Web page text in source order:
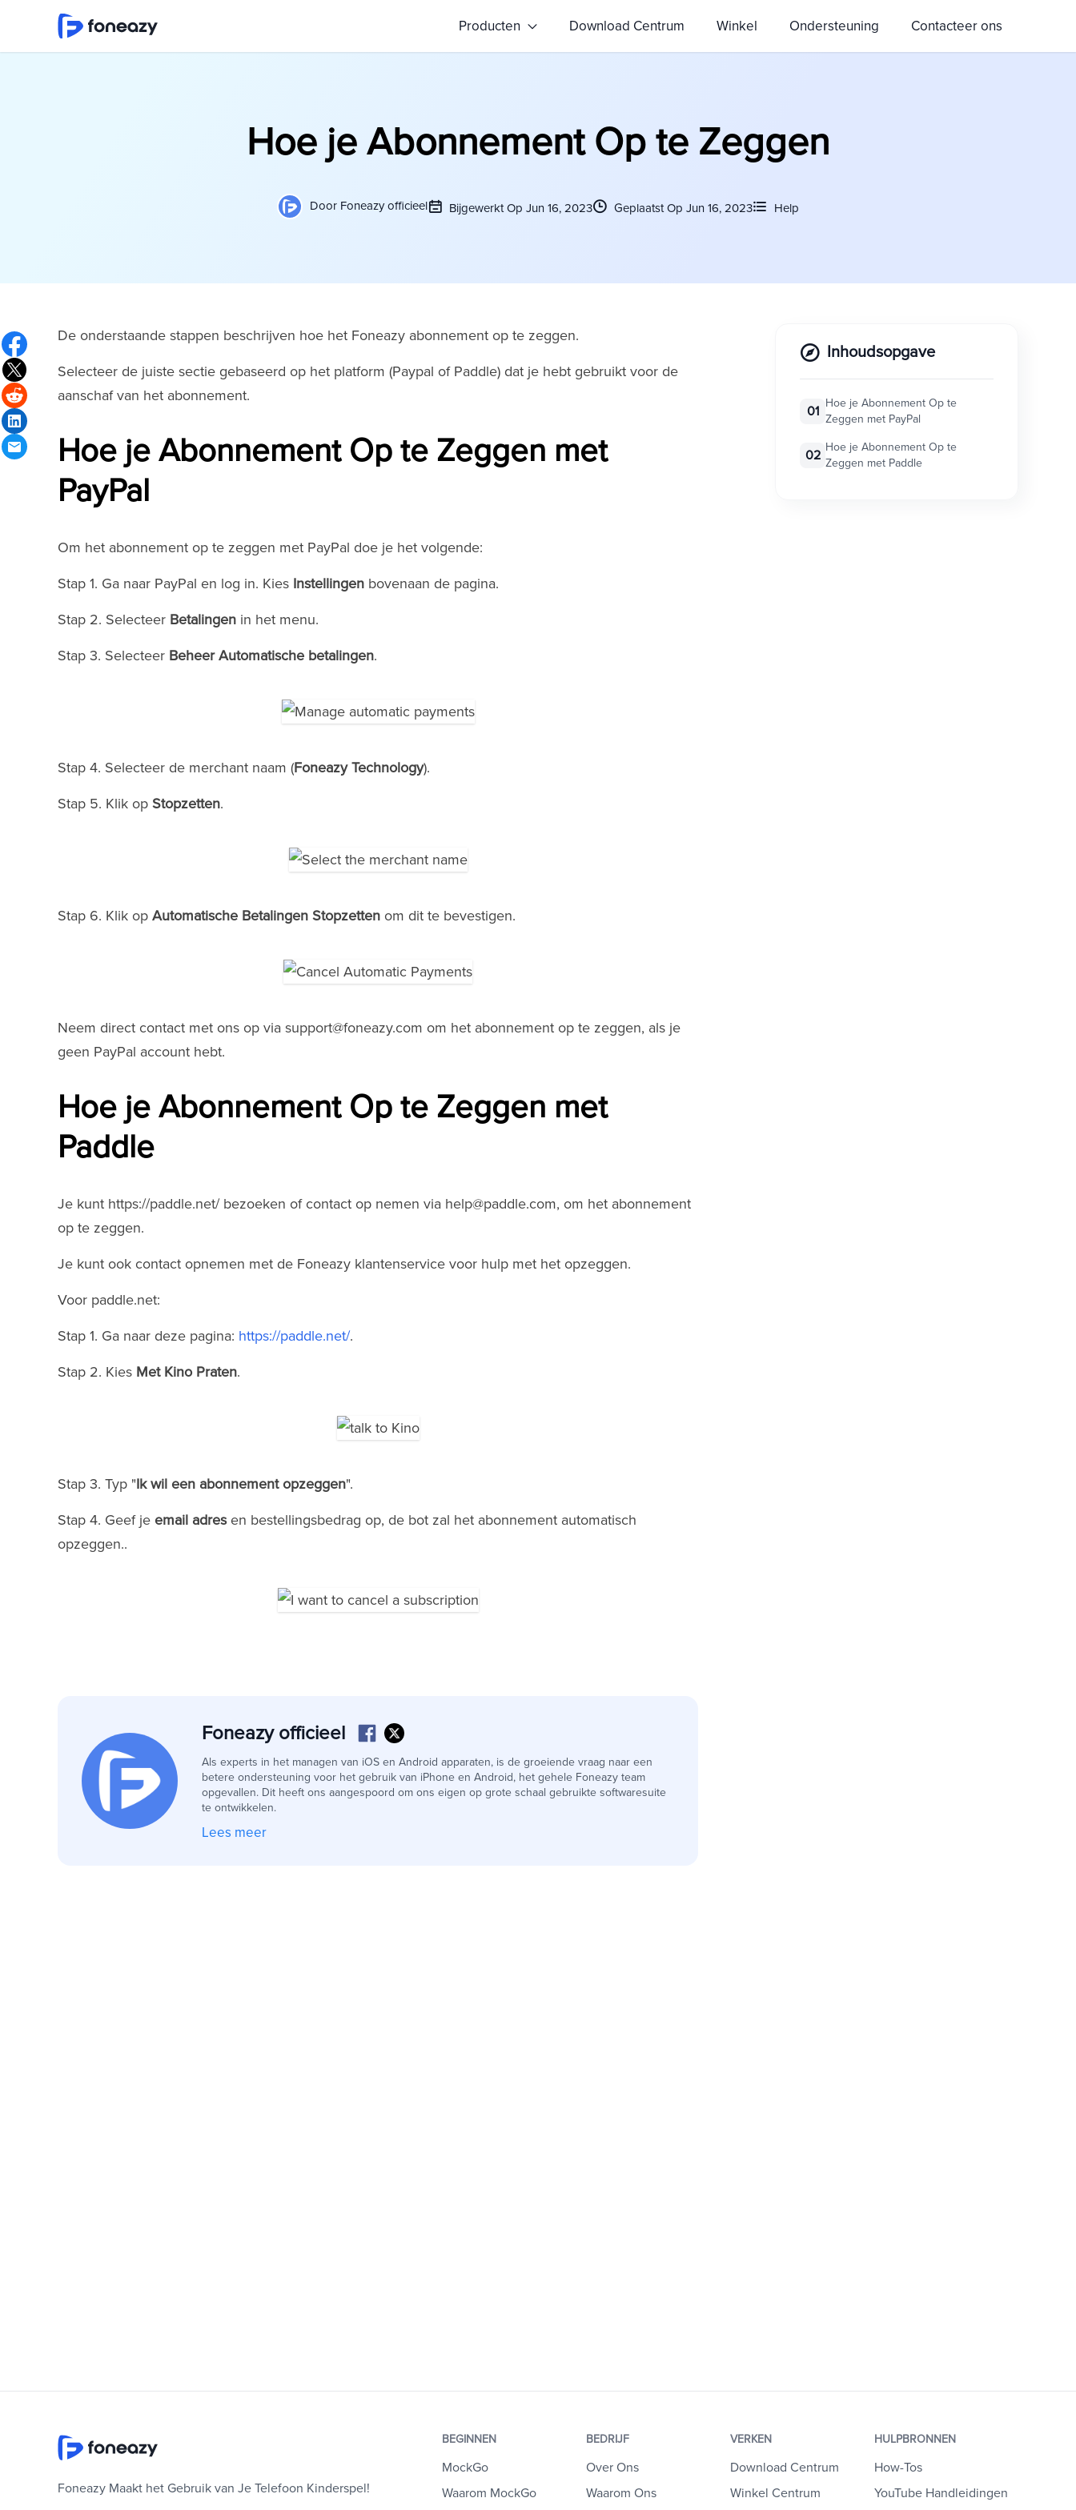
Producten Download Centrum Winkel Ondersteuning Contacteer ons
Hoe je Abonnement Op te Zeggen
Door Foneazy officieel Bijgewerkt Op Jun 16, 2023 Geplaatst Op Jun 16, 2023 Help
De onderstaande stappen beschrijven hoe het Foneazy abonnement op te zeggen.
Selecteer de juiste sectie gebaseerd op het platform (Paypal of Paddle) dat je hebt gebruikt voor de
aanschaf van het abonnement.
Hoe je Abonnement Op te Zeggen met
PayPal
Om het abonnement op te zeggen met PayPal doe je het volgende:
Stap 1. Ga naar PayPal en log in. Kies Instellingen bovenaan de pagina.
Stap 2. Selecteer Betalingen in het menu.
Stap 3. Selecteer Beheer Automatische betalingen.
Stap 4. Selecteer de merchant naam (Foneazy Technology).
Stap 5. Klik op Stopzetten.
Stap 6. Klik op Automatische Betalingen Stopzetten om dit te bevestigen.
Neem direct contact met ons op via support@foneazy.com om het abonnement op te zeggen, als je
geen PayPal account hebt.
Hoe je Abonnement Op te Zeggen met
Paddle
Je kunt https://paddle.net/ bezoeken of contact op nemen via help@paddle.com, om het abonnement
op te zeggen.
Je kunt ook contact opnemen met de Foneazy klantenservice voor hulp met het opzeggen.
Voor paddle.net:
Stap 1. Ga naar deze pagina: https://paddle.net/.
Stap 2. Kies Met Kino Praten.
Stap 3. Typ "Ik wil een abonnement opzeggen".
Stap 4. Geef je email adresen bestellingsbedrag op, de bot zal het abonnement automatisch
opzeggen..
Foneazy officieel
Als experts in het managen van iOS en Android apparaten, is de groeiende vraag naar een
betere ondersteuning voor het gebruik van iPhone en Android, het gehele Foneazy team
opgevallen. Dit heeft ons aangespoord om ons eigen op grote schaal gebruikte softwaresuite
te ontwikkelen.
Lees meer
Inhoudsopgave
01
Hoe je Abonnement Op te
Zeggen met PayPal
02
Hoe je Abonnement Op te
Zeggen met Paddle
Foneazy Maakt het Gebruik van Je Telefoon Kinderspel!
BEGINNEN
MockGo
Waarom MockGo
BEDRIJF
Over Ons
Waarom Ons
VERKEN
Download Centrum
Winkel Centrum
HULPBRONNEN
How-Tos
YouTube Handleidingen